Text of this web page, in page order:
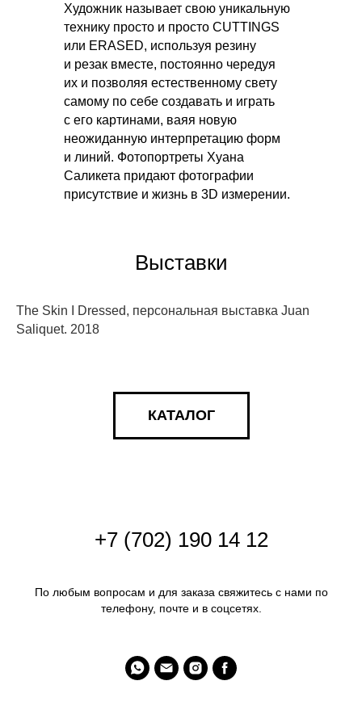
Художник называет свою уникальную
технику просто и просто CUTTINGS
или ERASED, используя резину
и резак вместе, постоянно чередуя
их и позволяя естественному свету
самому по себе создавать и играть
с его картинами, ваяя новую
неожиданную интерпретацию форм
и линий. Фотопортреты Хуана
Саликета придают фотографии
присутствие и жизнь в 3D измерении.
Выставки
The Skin I Dressed, персональная выставка Juan
Saliquet. 2018
КАТАЛОГ
+7 (702) 190 14 12
По любым вопросам и для заказа свяжитесь с нами по
телефону, почте и в соцсетях.